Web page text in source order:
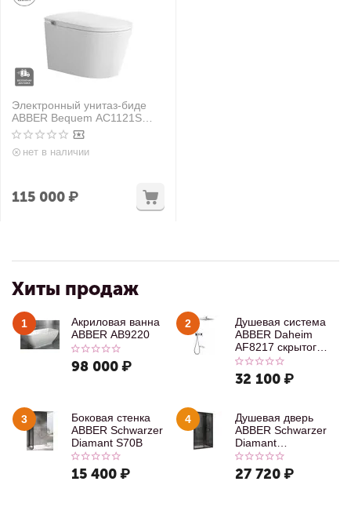
Электронный унитаз-биде
ABBER Bequem AC1121S
подвесной белый
нет в наличии
115 000₽
Хиты продаж
1
Акриловая ванна
ABBER AB9220
98 000 ₽
2
Душевая система
ABBER Daheim
AF8217 скрытого
монтажа с
изливом, хром
32 100 ₽
3
Боковая стенка
ABBER Schwarzer
Diamant S70B
15 400 ₽
4
Душевая дверь
ABBER Schwarzer
Diamant
AG30100B
27 720 ₽